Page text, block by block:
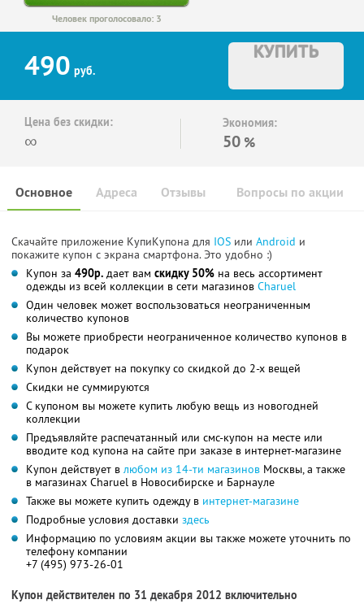
Человек проголосовало: 3
490 руб.
КУПИТЬ
Цена без скидки:
∞
Экономия:
50 %
Основное Отзывы Вопросы по акции
Адреса
Скачайте приложение КупиКупона для IOS или Android и
покажите купон с экрана смартфона. Это удобно :)
Купон за 490р. дает вам скидку 50% на весь ассортимент
одежды из всей коллекции в сети магазинов Charuel
Один человек может воспользоваться неограниченным
количество купонов
Вы можете приобрести неограниченное количество купонов в
подарок
Купон действует на покупку со скидкой до 2-х вещей
Скидки не суммируются
С купоном вы можете купить любую вещь из новогодней
коллекции
Предъявляйте распечатанный или смс-купон на месте или
вводите код купона на сайте при заказе в интернет-магазине
Купон действует в любом из 14-ти магазинов Москвы, а также
в магазинах Charuel в Новосибирске и Барнауле
Также вы можете купить одежду в интернет-магазине
Подробные условия доставки здесь
Информацию по условиям акции вы также можете уточнить по
телефону компании
+7 (495) 973-26-01
Купон действителен по 31 декабря 2012 включительно